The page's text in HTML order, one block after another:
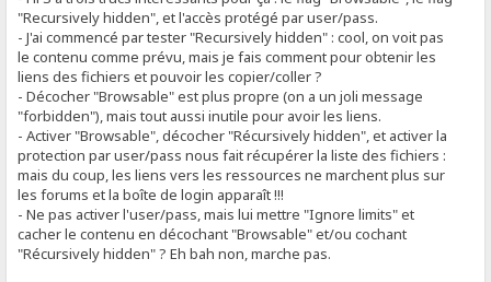
"Recursively hidden", et l'accès protégé par user/pass.
- J'ai commencé par tester "Recursively hidden" : cool, on voit pas
le contenu comme prévu, mais je fais comment pour obtenir les
liens des fichiers et pouvoir les copier/coller ?
- Décocher "Browsable" est plus propre (on a un joli message
"forbidden"), mais tout aussi inutile pour avoir les liens.
- Activer "Browsable", décocher "Récursively hidden", et activer la
protection par user/pass nous fait récupérer la liste des fichiers :
mais du coup, les liens vers les ressources ne marchent plus sur
les forums et la boîte de login apparaît !!!
- Ne pas activer l'user/pass, mais lui mettre "Ignore limits" et
cacher le contenu en décochant "Browsable" et/ou cochant
"Récursively hidden" ? Eh bah non, marche pas.